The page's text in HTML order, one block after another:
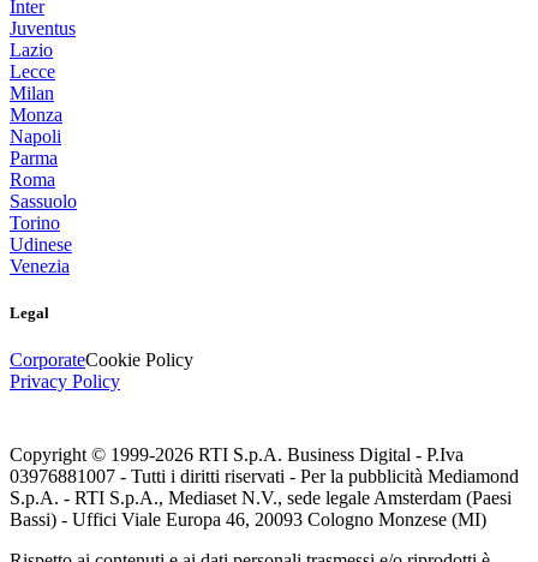
Inter
Juventus
Lazio
Lecce
Milan
Monza
Napoli
Parma
Roma
Sassuolo
Torino
Udinese
Venezia
Legal
CorporateCookie Policy
Privacy Policy
Copyright © 1999-2026 RTI S.p.A. Business Digital - P.Iva
03976881007 - Tutti i diritti riservati - Per la pubblicità Mediamond
S.p.A. - RTI S.p.A., Mediaset N.V., sede legale Amsterdam (Paesi
Bassi) - Uffici Viale Europa 46, 20093 Cologno Monzese (MI)